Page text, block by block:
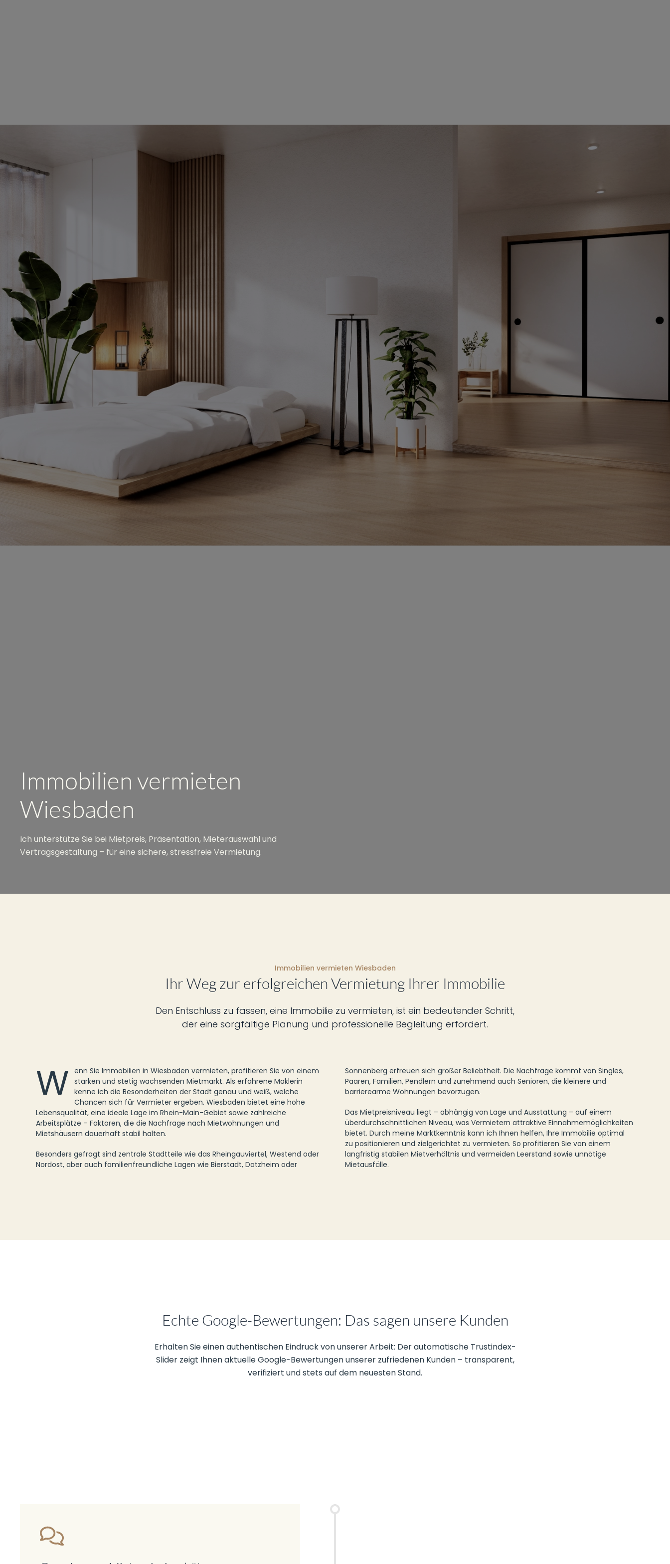
Immobilien vermieten
Wiesbaden
Ich unterstütze Sie bei Mietpreis, Präsentation, Mieterauswahl und
Vertragsgestaltung – für eine sichere, stressfreie Vermietung.
Immobilien vermieten Wiesbaden
Ihr Weg zur erfolgreichen Vermietung Ihrer Immobilie
Den Entschluss zu fassen, eine Immobilie zu vermieten, ist ein bedeutender Schritt,
der eine sorgfältige Planung und professionelle Begleitung erfordert.
W enn Sie Immobilien in Wiesbaden vermieten, profitieren Sie von einem
starken und stetig wachsenden Mietmarkt. Als erfahrene Maklerin
kenne ich die Besonderheiten der Stadt genau und weiß, welche
Chancen sich für Vermieter ergeben. Wiesbaden bietet eine hohe
Lebensqualität, eine ideale Lage im Rhein-Main-Gebiet sowie zahlreiche
Arbeitsplätze – Faktoren, die die Nachfrage nach Mietwohnungen und
Mietshäusern dauerhaft stabil halten.
Besonders gefragt sind zentrale Stadtteile wie das Rheingauviertel, Westend oder
Nordost, aber auch familienfreundliche Lagen wie Bierstadt, Dotzheim oder
Sonnenberg erfreuen sich großer Beliebtheit. Die Nachfrage kommt von Singles,
Paaren, Familien, Pendlern und zunehmend auch Senioren, die kleinere und
barrierearme Wohnungen bevorzugen.
Das Mietpreisniveau liegt – abhängig von Lage und Ausstattung – auf einem
überdurchschnittlichen Niveau, was Vermietern attraktive Einnahmemöglichkeiten
bietet. Durch meine Marktkenntnis kann ich Ihnen helfen, Ihre Immobilie optimal
zu positionieren und zielgerichtet zu vermieten. So profitieren Sie von einem
langfristig stabilen Mietverhältnis und vermeiden Leerstand sowie unnötige
Mietausfälle.
Echte Google-Bewertungen: Das sagen unsere Kunden
Erhalten Sie einen authentischen Eindruck von unserer Arbeit: Der automatische Trustindex-
Slider zeigt Ihnen aktuelle Google-Bewertungen unserer zufriedenen Kunden – transparent,
verifiziert und stets auf dem neuesten Stand.